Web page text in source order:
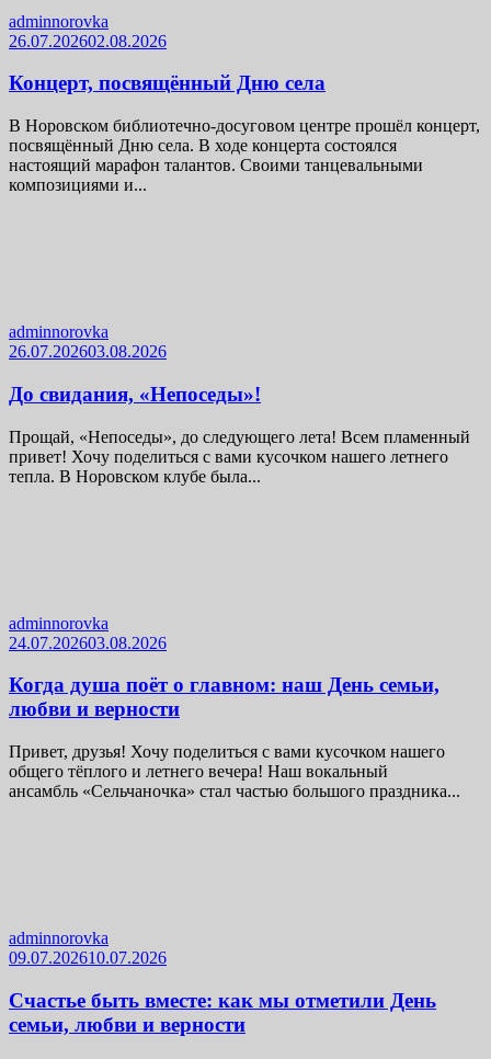
adminnorovka
26.07.202602.08.2026
Концерт, посвящённый Дню села
В Норовском библиотечно-досуговом центре прошёл концерт,
посвящённый Дню села. В ходе концерта состоялся
настоящий марафон талантов. Своими танцевальными
композициями и...
adminnorovka
26.07.202603.08.2026
До свидания, «Непоседы»!
Прощай, «Непоседы», до следующего лета! Всем пламенный
привет! Хочу поделиться с вами кусочком нашего летнего
тепла. В Норовском клубе была...
adminnorovka
24.07.202603.08.2026
Когда душа поёт о главном: наш День семьи,
любви и верности
Привет, друзья! Хочу поделиться с вами кусочком нашего
общего тёплого и летнего вечера! Наш вокальный
ансамбль «Сельчаночка» стал частью большого праздника...
adminnorovka
09.07.202610.07.2026
Счастье быть вместе: как мы отметили День
семьи, любви и верности